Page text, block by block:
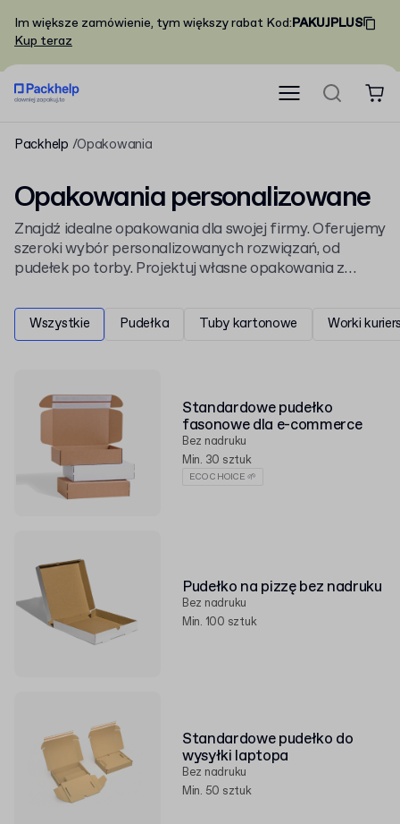
Im większe zamówienie, tym większy rabat Kod:PAKUJPLUS
Kup teraz
Packhelp Opakowania
Opakowania personalizowane
Znajdź idealne opakowania dla swojej firmy. Oferujemy
szeroki wybór personalizowanych rozwiązań, od
pudełek po torby. Projektuj własne opakowania z
naszepudełka kartonowe do pakowania paczek
wytrzymałe
worki kurierskie i torby wysyłkowe .
Wszystkie Pudełka Tuby kartonowe Worki
Standardowe pudełko
fasonowe dla e-commerce
Bez nadruku
Min. 30 sztuk
ECO CHOICE 🌱
Pudełko na pizzę bez nadruku
Bez nadruku
Min. 100 sztuk
Standardowe pudełko do
wysyłki laptopa
Bez nadruku
Min. 50 sztuk